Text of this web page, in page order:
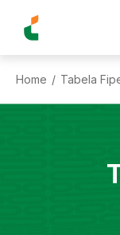
Home / Tabela